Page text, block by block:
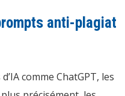
anti-plagiat
comme ChatGPT, les